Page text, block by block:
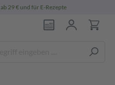
ab 29 € und für E-Rezepte